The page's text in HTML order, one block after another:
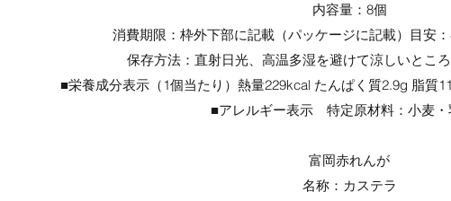
内容量：8個
消費期限：枠外下部に記載（パッケージに記載）目安：
保存方法：直射日光、高温多湿を避けて涼しいところ
■栄養成分表示（1個当たり）熱量229kcal たんぱく質2.9g 脂質
■アレルギー表示 特定原材料：小麦・
富岡赤れんが
名称：カステラ